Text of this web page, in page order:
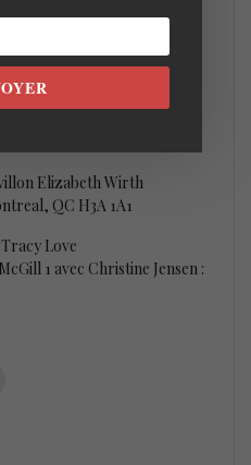
FIJM 2013,c’est ici
Carrington avec Danilo
Festival 2018,c’est ici
Elizabeth Wirth
QC H3A 1A1
Love
1 avec Christine Jensen :